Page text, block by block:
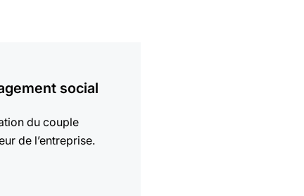
social
du couple
de l’entreprise.